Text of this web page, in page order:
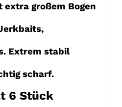
großem Bogen
Extrem stabil
scharf.
6 Stück